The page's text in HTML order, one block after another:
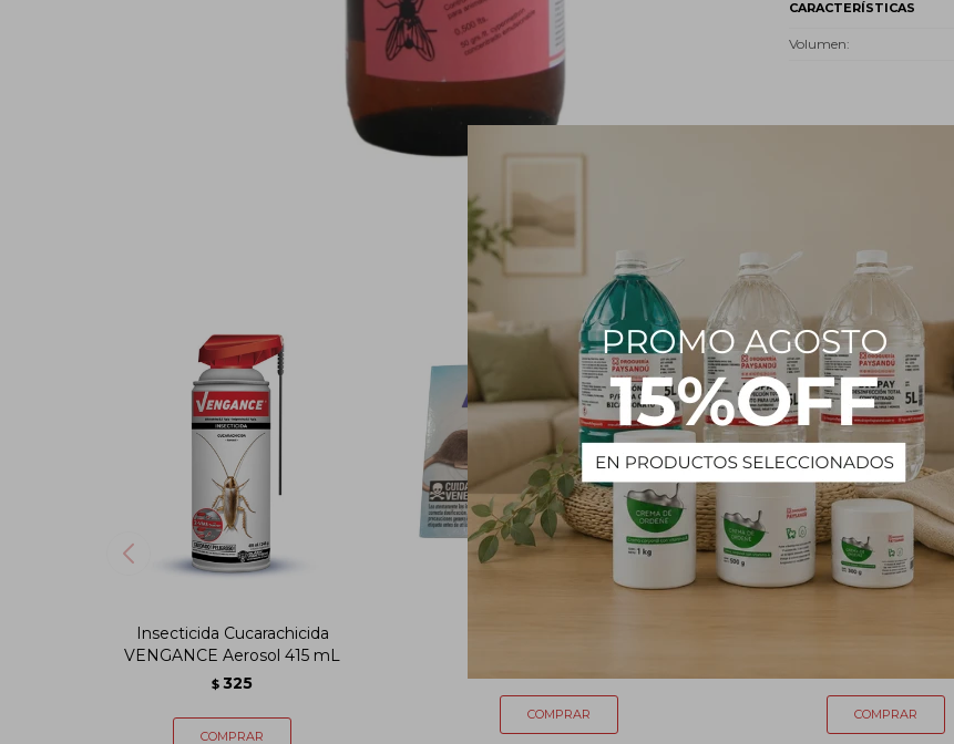
CARACTERÍSTICAS
Volumen
PRODUCTOS QUE TE PUEDEN INTERESAR
Insecticida Cucarachicida
VENGANCE Aerosol 415 mL
$ 325